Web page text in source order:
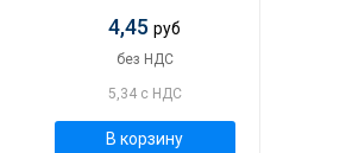
4,45руб
без НДС
5,34 с НДС
В корзину